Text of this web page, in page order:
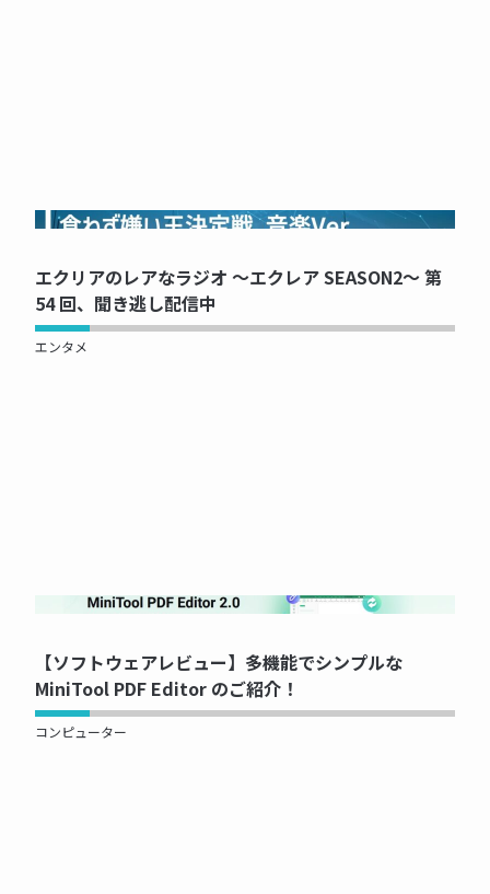
NOW PRINTING...
エクリアのレアなラジオ ～エクレア SEASON2～ 第
54 回、聞き逃し配信中
エンタメ
NOW PRINTING...
【ソフトウェアレビュー】多機能でシンプルな
MiniTool PDF Editor のご紹介！
コンピューター